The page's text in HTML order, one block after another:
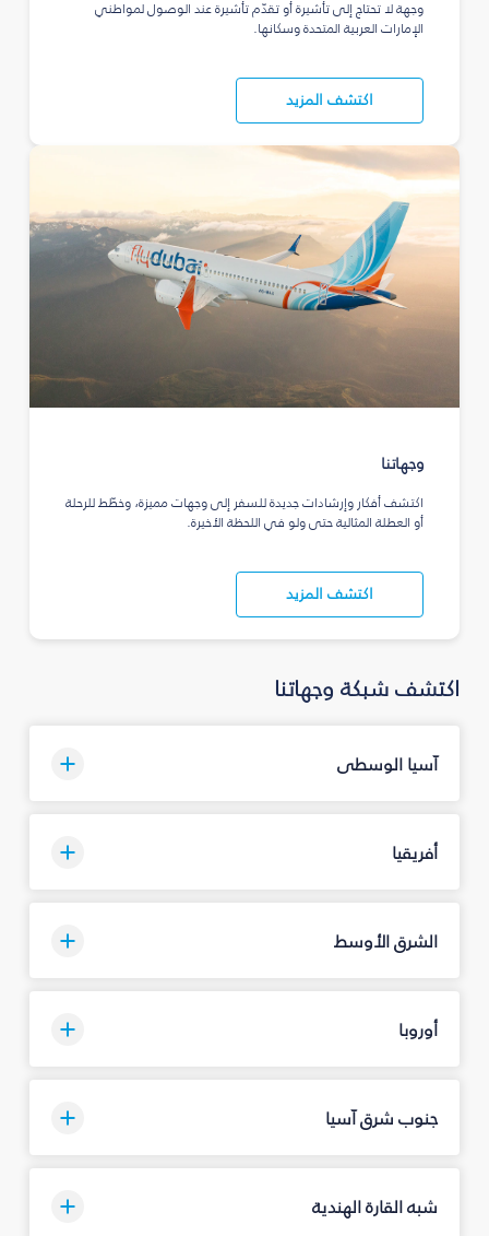
وجهة لا تحتاج إلى تأشيرة أو تقدّم تأشيرة عند الوصول لمواطني
الإمارات العربية المتحدة وسكانها.
اكتشف المزيد
وجهاتنا
اكتشف أفكار وإرشادات جديدة للسفر إلى وجهات مميزة، وخطّط للرحلة
أو العطلة المثالية حتى ولو في اللحظة الأخيرة.
اكتشف المزيد
اكتشف شبكة وجهاتنا
آسيا الوسطى
أفريقيا
الشرق الأوسط
أوروبا
جنوب شرق آسيا
شبه القارة الهندية